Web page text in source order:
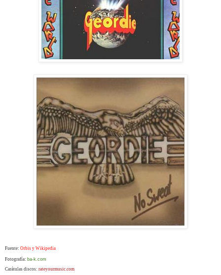
Fuente: Orbis y Wikipedia
Fotografía: ba-k.com
Carátulas discos: rateyourmusic.com